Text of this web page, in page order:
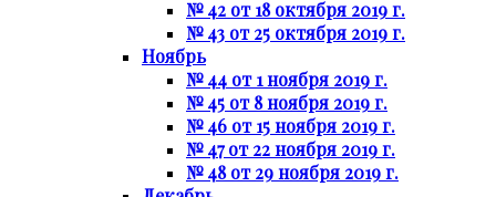
№ 42 от 18 октября 2019 г.
№ 43 от 25 октября 2019 г.
Ноябрь
№ 44 от 1 ноября 2019 г.
№ 45 от 8 ноября 2019 г.
№ 46 от 15 ноября 2019 г.
№ 47 от 22 ноября 2019 г.
№ 48 от 29 ноября 2019 г.